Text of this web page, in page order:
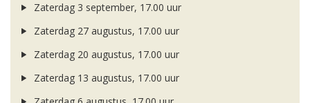
Zaterdag 3 september, 17.00 uur
Zaterdag 27 augustus, 17.00 uur
Zaterdag 20 augustus, 17.00 uur
Zaterdag 13 augustus, 17.00 uur